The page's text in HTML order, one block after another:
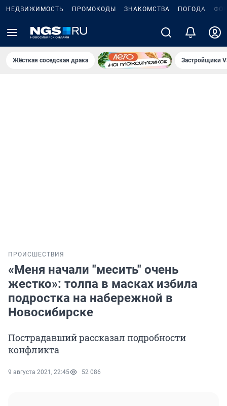
НЕДВИЖИМОСТЬ ПРОМОКОДЫ ЗНАКОМСТВА ПОГОДА
Жёсткая соседская драка Застройщики
ПРОИСШЕСТВИЯ
«Меня начали "месить" очень
жестко»: толпа в масках избила
подростка на набережной в
Новосибирске
Пострадавший рассказал подробности
конфликта
9 августа 2021, 22:45 52 086